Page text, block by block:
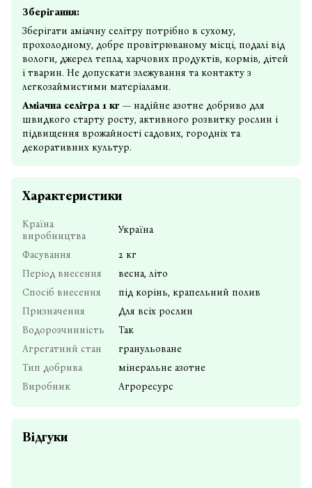
Зберігання:
Зберігати аміачну селітру потрібно в сухому,
прохолодному, добре провітрюваному місці, подалі від
вологи, джерел тепла, харчових продуктів, кормів, дітей
і тварин. Не допускати злежування та контакту з
легкозаймистими матеріалами.
Аміачна селітра 1 кг — надійне азотне добриво для
швидкого старту росту, активного розвитку рослин і
підвищення врожайності садових, городніх та
декоративних культур.
Характеристики
Країна
виробництва
Україна
Фасування
2 кг
Період внесення
весна, літо
Спосіб внесення
під корінь, крапельний полив
Призначення
Для всіх рослин
Водорозчинність
Так
Агрегатний стан
гранульоване
Тип добрива
мінеральне азотне
Виробник
Агроресурс
Відгуки